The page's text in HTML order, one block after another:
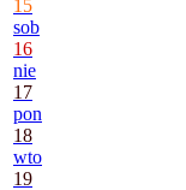
15
sob
16
nie
17
pon
18
wto
19